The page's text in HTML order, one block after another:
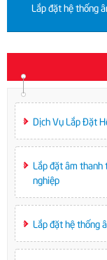
Lắp đặt hệ thống
Dịch Vụ Lắp Đặt
Lắp đặt âm thanh
nghiệp
Lắp đặt hệ thống